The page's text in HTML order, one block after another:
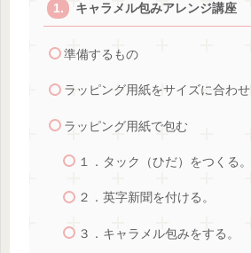
キャラメル包みアレンジ講座
準備するもの
ラッピング用紙をサイズに合わ
ラッピング用紙で包む
１．タック（ひだ）をつくる。
２．英字新聞を付ける。
３．キャラメル包みをする。